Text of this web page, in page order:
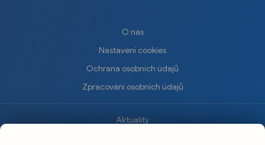
O nás
Nastavení cookies
Ochrana osobních údajů
Zpracování osobních údajů
Aktuality